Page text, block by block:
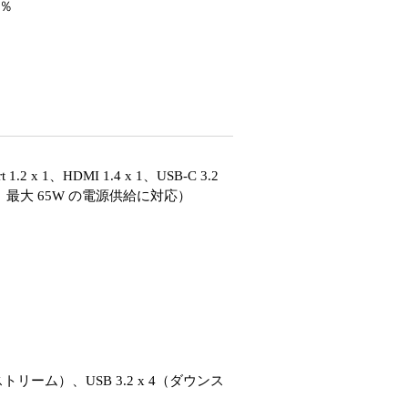
1.2 x 1、HDMI 1.4 x 1、USB-C 3.2
大 65W の電源供給に対応）
リーム）、USB 3.2 x 4（ダウンス